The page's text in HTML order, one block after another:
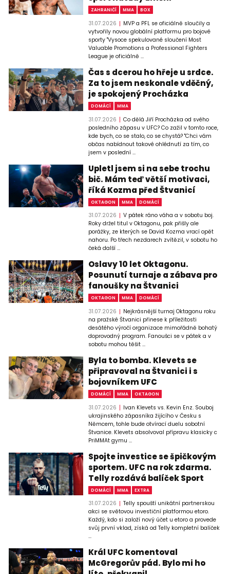
ZAHRANIČÍ MMA BOX
31.07.2026
MVP a PFL se oficiálně sloučily a
vytvořily novou globální platformu pro bojové
sporty "Vysoce spekulované sloučení Most
Valuable Promotions a Professional Fighters
League je oficiálně ...
Čas s dcerou ho hřeje u srdce.
Za to jsem neskonale vděčný,
je spokojený Procházka
DOMÁCÍ MMA
31.07.2026
Co dělá Jiří Procházka od svého
posledního zápasu v UFC? Co zažil v tomto roce,
kde bych, co se stalo, co se chystá? "Chci vám
občas nabídnout takové ohlédnutí za tím, co
jsem v poslední ...
Upletl jsem si na sebe trochu
bič. Mám teď větší motivaci,
říká Kozma před Štvanicí
OKTAGON MMA DOMÁCÍ
31.07.2026
V pátek ráno váha a v sobotu boj.
Roky držel titul v Oktagonu, pak přišly ale
porážky, ze kterých se David Kozma vrací opět
nahoru. Po třech nezdarech zvítězil, v sobotu ho
čeká další ...
Oslavy 10 let Oktagonu.
Posunutí turnaje a zábava pro
fanoušky na Štvanici
OKTAGON MMA DOMÁCÍ
31.07.2026
Nejkrásnější turnaj Oktagonu roku
na pražské Štvanici přinese k příležitosti
desátého výročí organizace mimořádně bohatý
doprovodný program. Fanoušci se v pátek a v
sobotu mohou těšit ...
Byla to bomba. Klevets se
připravoval na Štvanici i s
bojovníkem UFC
DOMÁCÍ MMA OKTAGON
31.07.2026
Ivan Klevets vs. Kevin Enz. Souboj
ukrajinského zápasníka žijícího v Česku s
Němcem, tohle bude otvírací duelu sobotní
Štvanice. Klevets absolvoval přípravu klasicky c
PriMMAt gymu ...
Spojte investice se špičkovým
sportem. UFC na rok zdarma.
Telly rozdává balíček Sport
DOMÁCÍ MMA EXTRA
31.07.2026
Telly spouští unikátní partnerskou
akci se světovou investiční platformou etoro.
Každý, kdo si založí nový účet u etoro a provede
svůj první vklad, získá od Telly kompletní balíček
...
Král UFC komentoval
McGregorův pád. Bylo mi ho